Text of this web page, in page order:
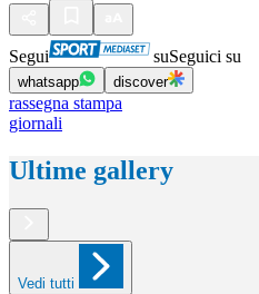
Segui suSeguici su
whatsapp discover
rassegna stampa
giornali
Ultime gallery
Vedi tutti